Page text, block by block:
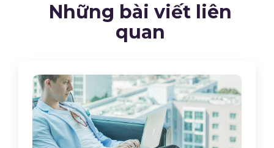
Những bài viết liên
quan